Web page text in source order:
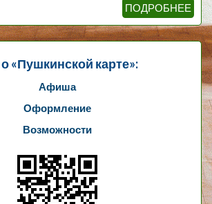
ПОДРОБНЕЕ
«Пушкинской карте»:
Афиша
Оформление
Возможности